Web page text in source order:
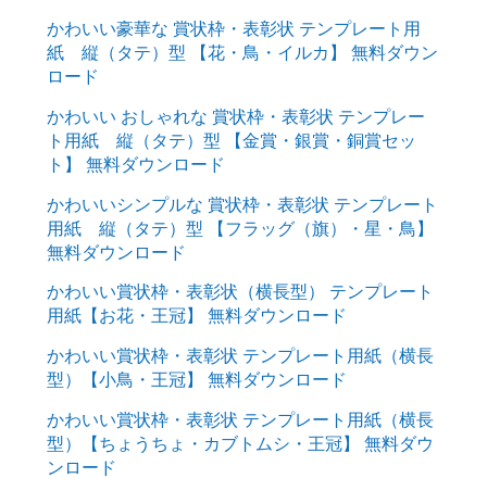
かわいい豪華な 賞状枠・表彰状 テンプレート用
紙 縦（タテ）型 【花・鳥・イルカ】 無料ダウン
ロード
かわいい おしゃれな 賞状枠・表彰状 テンプレー
ト用紙 縦（タテ）型 【金賞・銀賞・銅賞セッ
ト】 無料ダウンロード
かわいいシンプルな 賞状枠・表彰状 テンプレート
用紙 縦（タテ）型 【フラッグ（旗）・星・鳥】
無料ダウンロード
かわいい賞状枠・表彰状（横長型） テンプレート
用紙【お花・王冠】 無料ダウンロード
かわいい賞状枠・表彰状 テンプレート用紙（横長
型）【小鳥・王冠】 無料ダウンロード
かわいい賞状枠・表彰状 テンプレート用紙（横長
型）【ちょうちょ・カブトムシ・王冠】 無料ダウ
ンロード